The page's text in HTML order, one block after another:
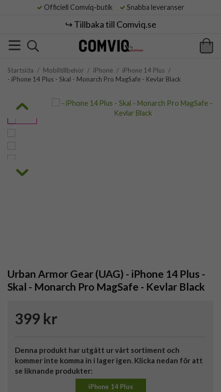
Officiell Comviq-butik Snabba leveranser
↪️ Tillbaka till Comviq.se
Startsida / Mobiltillbehör / iPhone / iPhone 14 Plus /
- iPhone 14 Plus - Skal - Monarch Pro MagSafe - Kevlar Black
Urban Armor Gear (UAG) - iPhone 14 Plus -
Skal - Monarch Pro MagSafe - Kevlar Black
399 kr
Denna produkt har utgått ur vårt sortiment och
kommer inte komma in i lager igen. Klicka nedan för att
se liknande produkter:
iPhone 14 Plus